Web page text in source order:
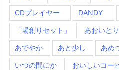
CDプレイヤー DANDY
「場創りセット」 あおいとり
あでやか あと少し あめ
いつの間にか おいしいコー